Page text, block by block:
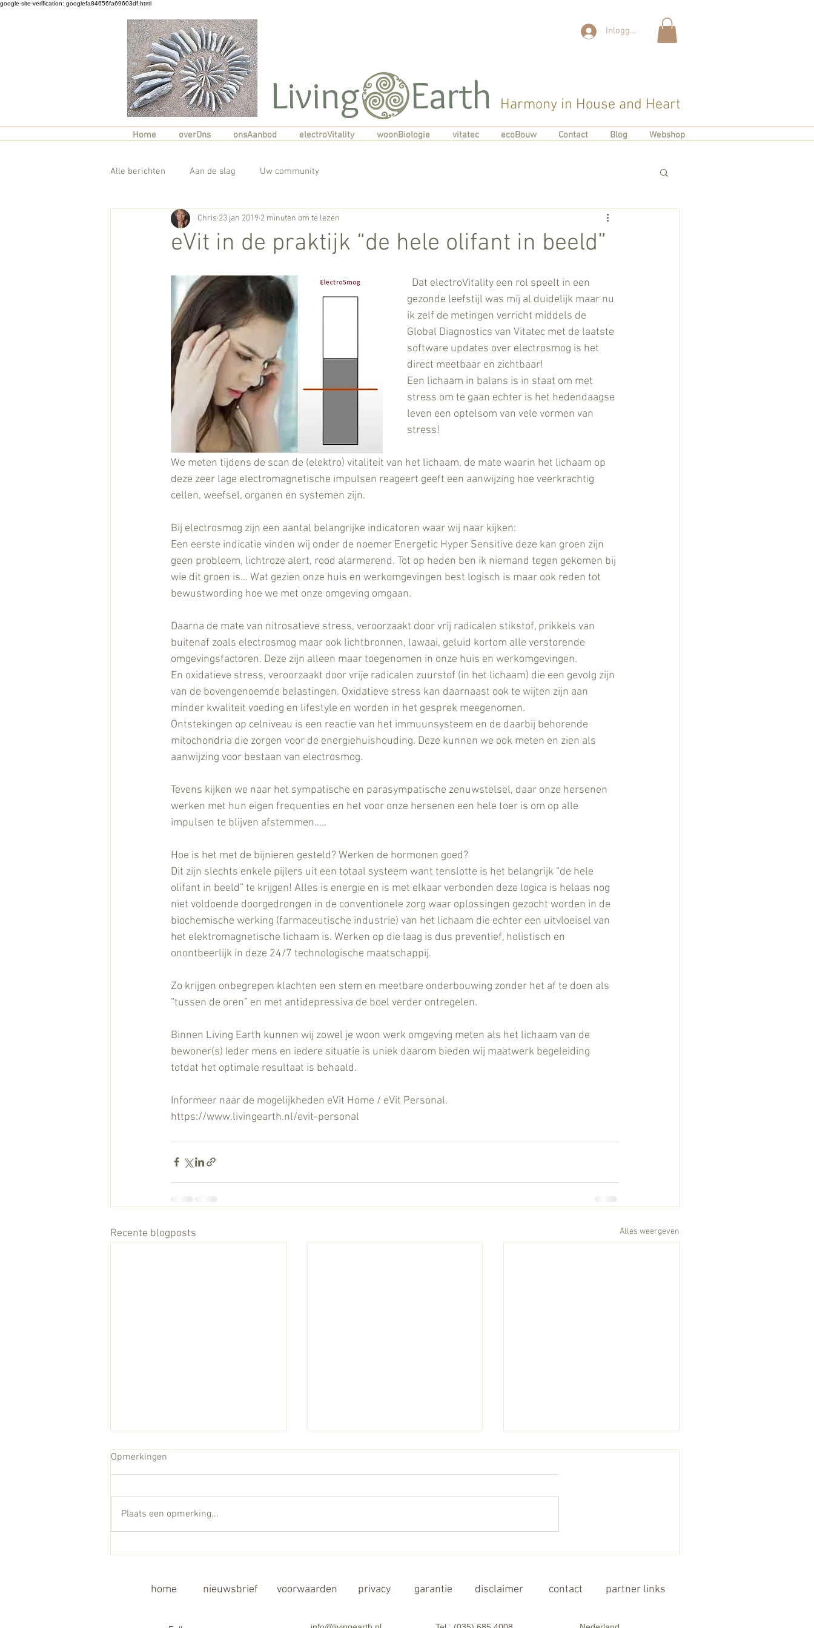
google-site-verification: googlefa84656fa69603df.html
Inloggen
Living Earth Harmony in House and Heart
Home overOns onsAanbod electroVitality woonBiologie vitatec ecoBouw Contact Blog Webshop
Alle berichten Aan de slag Uw community
eVit in de praktijk “de hele olifant in beeld”
Chris 23 jan 2019 2 minuten om te lezen
gezonde leefstijl was mij al duidelijk maar nu
ik zelf de metingen verricht middels de
Global Diagnostics van Vitatec met de laatste
software updates over electrosmog is het
direct meetbaar en zichtbaar!
Een lichaam in balans is in staat om met
stress om te gaan echter is het hedendaagse
leven een optelsom van vele vormen van
stress!
We meten tijdens de scan de (elektro) vitaliteit van het lichaam, de mate waarin het lichaam op
deze zeer lage electromagnetische impulsen reageert geeft een aanwijzing hoe veerkrachtig
cellen, weefsel, organen en systemen zijn.
Bij electrosmog zijn een aantal belangrijke indicatoren waar wij naar kijken:
Een eerste indicatie vinden wij onder de noemer Energetic Hyper Sensitive deze kan groen zijn
geen probleem, lichtroze alert, rood alarmerend. Tot op heden ben ik niemand tegen gekomen bij
wie dit groen is… Wat gezien onze huis en werkomgevingen best logisch is maar ook reden tot
bewustwording hoe we met onze omgeving omgaan.
Daarna de mate van nitrosatieve stress, veroorzaakt door vrij radicalen stikstof, prikkels van
buitenaf zoals electrosmog maar ook lichtbronnen, lawaai, geluid kortom alle verstorende
omgevingsfactoren. Deze zijn alleen maar toegenomen in onze huis en werkomgevingen.
En oxidatieve stress, veroorzaakt door vrije radicalen zuurstof (in het lichaam) die een gevolg zijn
van de bovengenoemde belastingen. Oxidatieve stress kan daarnaast ook te wijten zijn aan
minder kwaliteit voeding en lifestyle en worden in het gesprek meegenomen.
Ontstekingen op celniveau is een reactie van het immuunsysteem en de daarbij behorende
mitochondria die zorgen voor de energiehuishouding. Deze kunnen we ook meten en zien als
aanwijzing voor bestaan van electrosmog.
Tevens kijken we naar het sympatische en parasympatische zenuwstelsel, daar onze hersenen
werken met hun eigen frequenties en het voor onze hersenen een hele toer is om op alle
impulsen te blijven afstemmen…..
Hoe is het met de bijnieren gesteld? Werken de hormonen goed?
Dit zijn slechts enkele pijlers uit een totaal systeem want tenslotte is het belangrijk “de hele
olifant in beeld” te krijgen! Alles is energie en is met elkaar verbonden deze logica is helaas nog
niet voldoende doorgedrongen in de conventionele zorg waar oplossingen gezocht worden in de
biochemische werking (farmaceutische industrie) van het lichaam die echter een uitvloeisel van
het elektromagnetische lichaam is. Werken op die laag is dus preventief, holistisch en
onontbeerlijk in deze 24/7 technologische maatschappij.
Zo krijgen onbegrepen klachten een stem en meetbare onderbouwing zonder het af te doen als
“tussen de oren” en met antidepressiva de boel verder ontregelen.
Binnen Living Earth kunnen wij zowel je woon werk omgeving meten als het lichaam van de
bewoner(s) Ieder mens en iedere situatie is uniek daarom bieden wij maatwerk begeleiding
totdat het optimale resultaat is behaald.
Informeer naar de mogelijkheden eVit Home / eVit Personal.
https://www.livingearth.nl/evit-personal
Recente blogposts Alles weergeven
A new Wholistic Science
Opmerkingen
Plaats een opmerking...
home nieuwsbrief voorwaarden privacy garantie disclaimer contact partner links